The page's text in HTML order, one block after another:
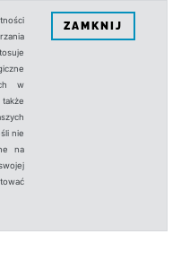
w
nie
na
ZAMKNIJ